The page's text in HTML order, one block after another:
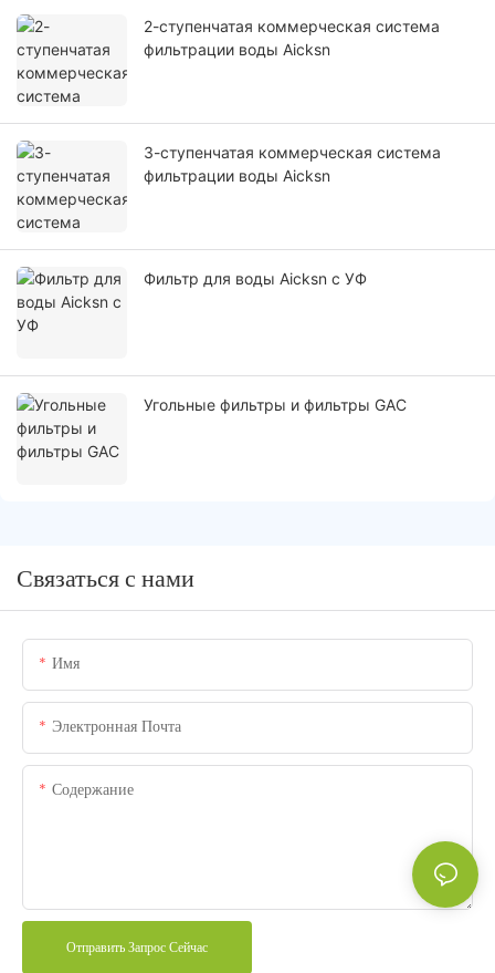
2-ступенчатая коммерческая система
фильтрации воды Aicksn
3-ступенчатая коммерческая система
фильтрации воды Aicksn
Фильтр для воды Aicksn с УФ
Угольные фильтры и фильтры GAC
Связаться с нами
Имя
Электронная Почта
Содержание
Отправить Запрос Сейчас